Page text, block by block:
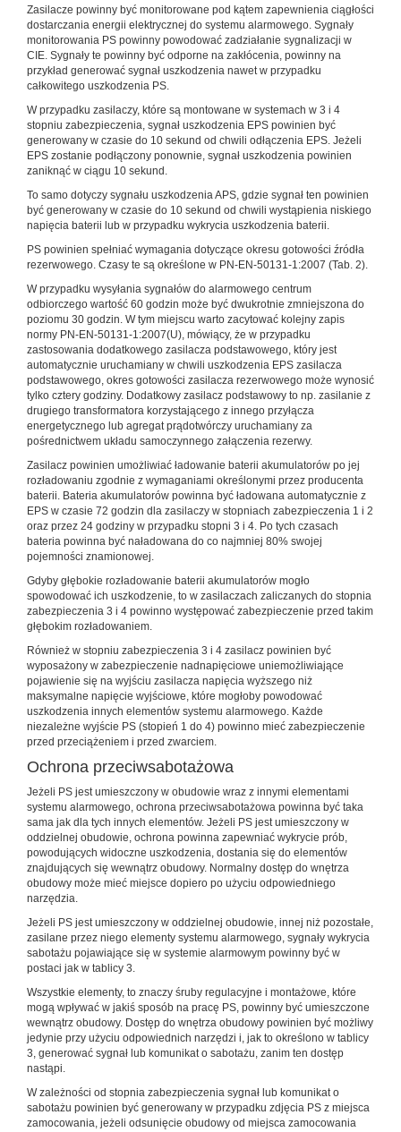
Zasilacze powinny być monitorowane pod kątem zapewnienia ciągłości
dostarczania energii elektrycznej do systemu alarmowego. Sygnały
monitorowania PS powinny powodować zadziałanie sygnalizacji w
CIE. Sygnały te powinny być odporne na zakłócenia, powinny na
przykład generować sygnał uszkodzenia nawet w przypadku
całkowitego uszkodzenia PS.
W przypadku zasilaczy, które są montowane w systemach w 3 i 4
stopniu zabezpieczenia, sygnał uszkodzenia EPS powinien być
generowany w czasie do 10 sekund od chwili odłączenia EPS. Jeżeli
EPS zostanie podłączony ponownie, sygnał uszkodzenia powinien
zaniknąć w ciągu 10 sekund.
To samo dotyczy sygnału uszkodzenia APS, gdzie sygnał ten powinien
być generowany w czasie do 10 sekund od chwili wystąpienia niskiego
napięcia baterii lub w przypadku wykrycia uszkodzenia baterii.
PS powinien spełniać wymagania dotyczące okresu gotowości źródła
rezerwowego. Czasy te są określone w PN-EN-50131-1:2007 (Tab. 2).
W przypadku wysyłania sygnałów do alarmowego centrum
odbiorczego wartość 60 godzin może być dwukrotnie zmniejszona do
poziomu 30 godzin. W tym miejscu warto zacytować kolejny zapis
normy PN-EN-50131-1:2007(U), mówiący, że w przypadku
zastosowania dodatkowego zasilacza podstawowego, który jest
automatycznie uruchamiany w chwili uszkodzenia EPS zasilacza
podstawowego, okres gotowości zasilacza rezerwowego może wynosić
tylko cztery godziny. Dodatkowy zasilacz podstawowy to np. zasilanie z
drugiego transformatora korzystającego z innego przyłącza
energetycznego lub agregat prądotwórczy uruchamiany za
pośrednictwem układu samoczynnego załączenia rezerwy.
Zasilacz powinien umożliwiać ładowanie baterii akumulatorów po jej
rozładowaniu zgodnie z wymaganiami określonymi przez producenta
baterii. Bateria akumulatorów powinna być ładowana automatycznie z
EPS w czasie 72 godzin dla zasilaczy w stopniach zabezpieczenia 1 i 2
oraz przez 24 godziny w przypadku stopni 3 i 4. Po tych czasach
bateria powinna być naładowana do co najmniej 80% swojej
pojemności znamionowej.
Gdyby głębokie rozładowanie baterii akumulatorów mogło
spowodować ich uszkodzenie, to w zasilaczach zaliczanych do stopnia
zabezpieczenia 3 i 4 powinno występować zabezpieczenie przed takim
głębokim rozładowaniem.
Również w stopniu zabezpieczenia 3 i 4 zasilacz powinien być
wyposażony w zabezpieczenie nadnapięciowe uniemożliwiające
pojawienie się na wyjściu zasilacza napięcia wyższego niż
maksymalne napięcie wyjściowe, które mogłoby powodować
uszkodzenia innych elementów systemu alarmowego. Każde
niezależne wyjście PS (stopień 1 do 4) powinno mieć zabezpieczenie
przed przeciążeniem i przed zwarciem.
Ochrona przeciwsabotażowa
Jeżeli PS jest umieszczony w obudowie wraz z innymi elementami
systemu alarmowego, ochrona przeciwsabotażowa powinna być taka
sama jak dla tych innych elementów. Jeżeli PS jest umieszczony w
oddzielnej obudowie, ochrona powinna zapewniać wykrycie prób,
powodujących widoczne uszkodzenia, dostania się do elementów
znajdujących się wewnątrz obudowy. Normalny dostęp do wnętrza
obudowy może mieć miejsce dopiero po użyciu odpowiedniego
narzędzia.
Jeżeli PS jest umieszczony w oddzielnej obudowie, innej niż pozostałe,
zasilane przez niego elementy systemu alarmowego, sygnały wykrycia
sabotażu pojawiające się w systemie alarmowym powinny być w
postaci jak w tablicy 3.
Wszystkie elementy, to znaczy śruby regulacyjne i montażowe, które
mogą wpływać w jakiś sposób na pracę PS, powinny być umieszczone
wewnątrz obudowy. Dostęp do wnętrza obudowy powinien być możliwy
jedynie przy użyciu odpowiednich narzędzi i, jak to określono w tablicy
3, generować sygnał lub komunikat o sabotażu, zanim ten dostęp
nastąpi.
W zależności od stopnia zabezpieczenia sygnał lub komunikat o
sabotażu powinien być generowany w przypadku zdjęcia PS z miejsca
zamocowania, jeżeli odsunięcie obudowy od miejsca zamocowania